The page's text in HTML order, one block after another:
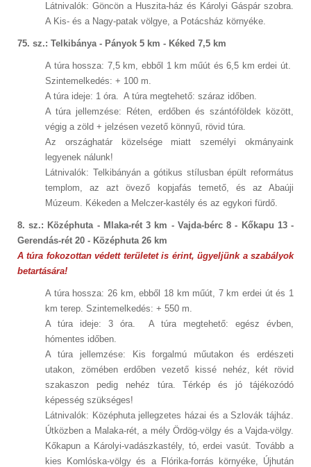
Látnivalók: Göncön a Huszita-ház és Károlyi Gáspár szobra.
A Kis- és a Nagy-patak völgye, a Potácsház környéke.
75. sz.: Telkibánya - Pányok 5 km - Kéked 7,5 km
A túra hossza: 7,5 km, ebből 1 km műút és 6,5 km erdei út.
Szintemelkedés: + 100 m.
A túra ideje: 1 óra. A túra megtehető: száraz időben.
A túra jellemzése: Réten, erdőben és szántóföldek között,
végig a zöld + jelzésen vezető könnyű, rövid túra.
Az országhatár közelsége miatt személyi okmányaink
legyenek nálunk!
Látnivalók: Telkibányán a gótikus stílusban épült református
templom, az azt övező kopjafás temető, és az Abaúji
Múzeum. Kékeden a Melczer-kastély és az egykori fürdő.
8. sz.: Középhuta - Mlaka-rét 3 km - Vajda-bérc 8 - Kőkapu 13 -
Gerendás-rét 20 - Középhuta 26 km
A túra fokozottan védett területet is érint, ügyeljünk a szabályok
betartására!
A túra hossza: 26 km, ebből 18 km műút, 7 km erdei út és 1
km terep. Szintemelkedés: + 550 m.
A túra ideje: 3 óra. A túra megtehető: egész évben,
hómentes időben.
A túra jellemzése: Kis forgalmú műutakon és erdészeti
utakon, zömében erdőben vezető kissé nehéz, két rövid
szakaszon pedig nehéz túra. Térkép és jó tájékozódó
képesség szükséges!
Látnivalók: Középhuta jellegzetes házai és a Szlovák tájház.
Útközben a Malaka-rét, a mély Ördög-völgy és a Vajda-völgy.
Kőkapun a Károlyi-vadászkastély, tó, erdei vasút. Tovább a
kies Komlóska-völgy és a Flórika-forrás környéke, Újhután